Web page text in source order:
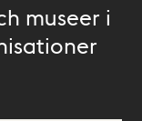
museer i